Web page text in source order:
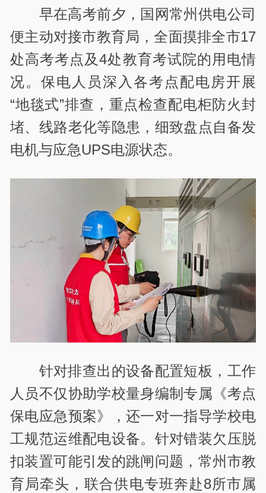
早在高考前夕，国网常州供电公司
便主动对接市教育局，全面摸排全市17
处高考考点及4处教育考试院的用电情
况。保电人员深入各考点配电房开展
“地毯式”排查，重点检查配电柜防火封
堵、线路老化等隐患，细致盘点自备发
电机与应急UPS电源状态。
针对排查出的设备配置短板，工作
人员不仅协助学校量身编制专属《考点
保电应急预案》，还一对一指导学校电
工规范运维配电设备。针对错装欠压脱
扣装置可能引发的跳闸问题，常州市教
育局牵头，联合供电专班奔赴8所市属